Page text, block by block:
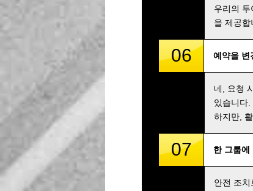
우리의
을 제공합
06 예약을 변
네, 요청
있습니다.
하지만,
07 한 그룹에
안전 조